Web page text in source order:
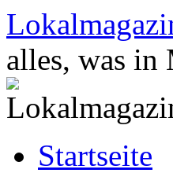
Zum
Inhalt
springen
alles, was
Startseite